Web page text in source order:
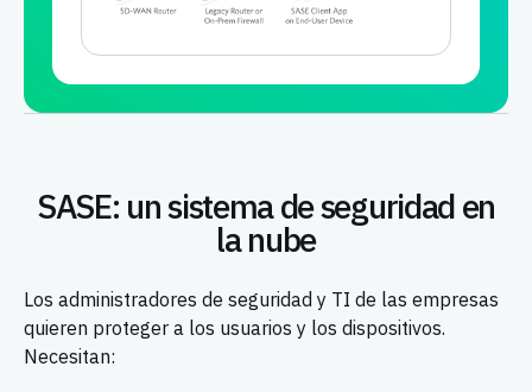
SASE: un sistema de seguridad en
la nube
Los administradores de seguridad y TI de las empresas
quieren proteger a los usuarios y los dispositivos.
Necesitan: